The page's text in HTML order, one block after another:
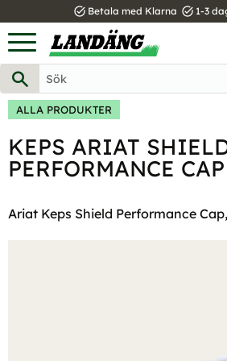
Meny
task_alt Betala med Klarna task_alt 1-3
ALLA PRODUKTER
KEPS ARIAT
PERFORMANCE
Ariat Keps Shield Performance